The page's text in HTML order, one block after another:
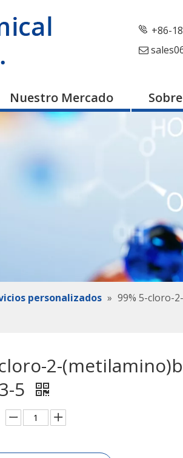
+86-

Nuestro Mercado
personalizados » 99% 5-cloro-
2-
5